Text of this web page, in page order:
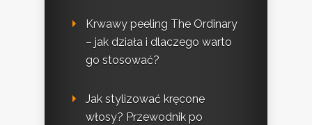
Krwawy peeling The Ordinary
– jak działa i dlaczego warto
go stosować?
Jak stylizować kręcone
włosy? Przewodnik po